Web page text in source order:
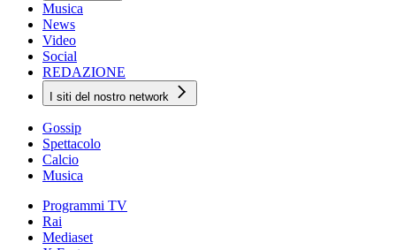
Musica
News
Video
Social
REDAZIONE
I siti del nostro network
Gossip
Spettacolo
Calcio
Musica
Programmi TV
Rai
Mediaset